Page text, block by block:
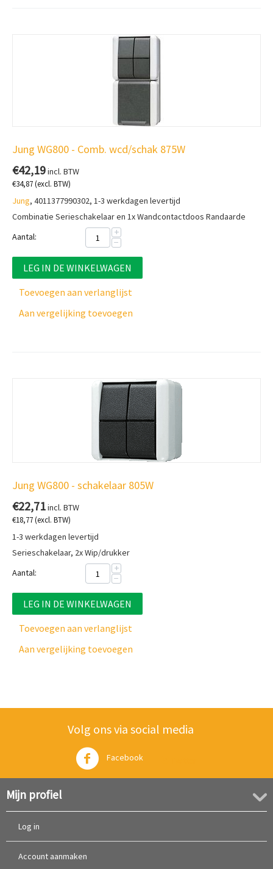
Jung WG800 - Comb. wcd/schak 875W
€42,19incl. BTW
€34,87(excl. BTW)
Jung, 4011377990302, 1-3 werkdagen levertijd
Combinatie Serieschakelaar en 1x Wandcontactdoos Randaarde
Aantal:
+
−
LEG IN DE WINKELWAGEN
Toevoegen aan verlanglijst
Aan vergelijking toevoegen
Jung WG800 - schakelaar 805W
€22,71incl. BTW
€18,77(excl. BTW)
1-3 werkdagen levertijd
Serieschakelaar, 2x Wip/drukker
Aantal:
+
−
LEG IN DE WINKELWAGEN
Toevoegen aan verlanglijst
Aan vergelijking toevoegen
Volg ons via social media
Facebook
Mijn profiel
Log in
Account aanmaken